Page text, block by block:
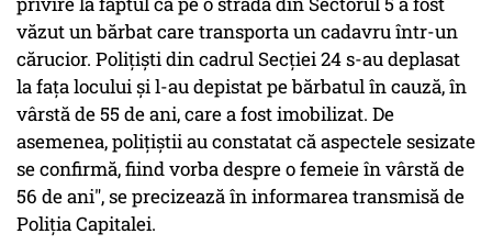
văzut un bărbat care transporta un cadavru într-un
cărucior. Polițiști din cadrul Secției 24 s-au deplasat
la fața locului și l-au depistat pe bărbatul în cauză, în
vârstă de 55 de ani, care a fost imobilizat. De
asemenea, polițiștii au constatat că aspectele sesizate
se confirmă, fiind vorba despre o femeie în vârstă de
56 de ani", se precizează în informarea transmisă de
Poliția Capitalei.